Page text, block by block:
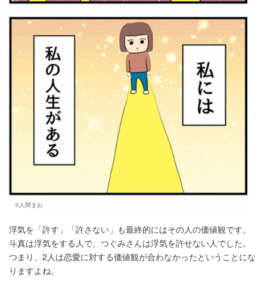
©人間まお
浮気を「許す」「許さない」も最終的にはその人の価値観です。
斗真は浮気をする人で、つぐみさんは浮気を許せない人でした。
つまり、2人は恋愛に対する価値観が合わなかったということにな
りますよね。